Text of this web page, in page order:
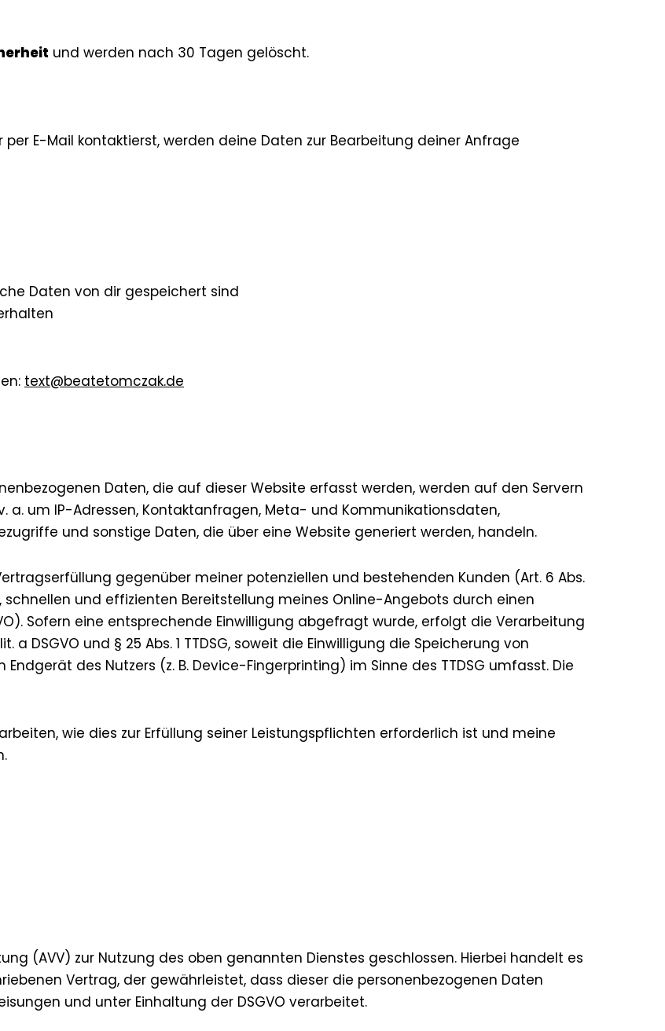
und werden nach 30 Tagen gelöscht.
E-Mail kontaktierst, werden deine Daten zur Bearbeitung deiner Anfrage
Daten von dir gespeichert sind
text@beatetomczak.de
Daten, die auf dieser Website erfasst werden, werden auf den Servern
a. um IP-Adressen, Kontaktanfragen, Meta- und Kommunikationsdaten,
und sonstige Daten, die über eine Website generiert werden, handeln.
gegenüber meiner potenziellen und bestehenden Kunden (Art. 6 Abs.
schnellen und effizienten Bereitstellung meines Online-Angebots durch einen
Sofern eine entsprechende Einwilligung abgefragt wurde, erfolgt die Verarbeitung
a DSGVO und § 25 Abs. 1 TTDSG, soweit die Einwilligung die Speicherung von
des Nutzers (z. B. Device-Fingerprinting) im Sinne des TTDSG umfasst. Die
wie dies zur Erfüllung seiner Leistungspflichten erforderlich ist und meine
(AVV) zur Nutzung des oben genannten Dienstes geschlossen. Hierbei handelt es
Vertrag, der gewährleistet, dass dieser die personenbezogenen Daten
und unter Einhaltung der DSGVO verarbeitet.